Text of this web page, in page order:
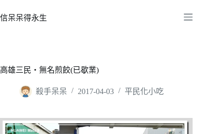
至
容
信呆呆得永生
高雄三民‧無名煎餃(已歇業)
殺手呆呆 2017-04-03 平民化小吃